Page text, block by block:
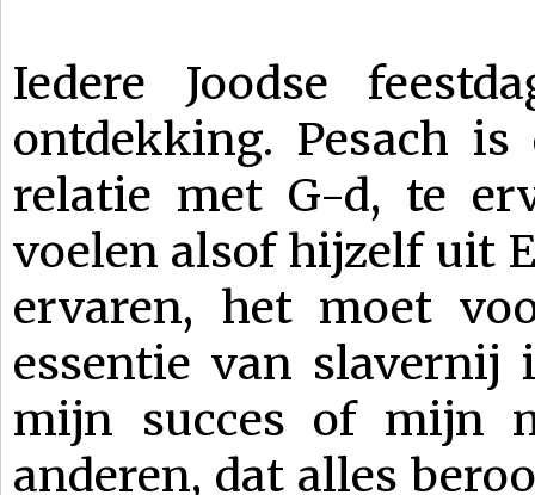
Iedere Joodse
ontdekking. Pesach
relatie met G-d, te
voelen alsof hijzelf uit
ervaren, het moet
essentie van slavernij
mijn succes of mijn
anderen, dat alles